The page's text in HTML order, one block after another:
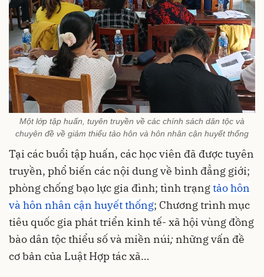
Một lớp tập huấn, tuyên truyền về các chính sách dân tộc và
chuyên đề về giảm thiểu tảo hôn và hôn nhân cận huyết thống
Tại các buổi tập huấn, các học viên đã được tuyên
truyền, phổ biến các nội dung về bình đẳng giới;
phòng chống bạo lực gia đình; tình trạngtảo hôn
và hôn nhân cận huyết thống; Chương trình mục
tiêu quốc gia phát triển kinh tế- xã hội vùng đồng
bào dân tộc thiểu số và miền núi; những vấn đề
cơ bản của Luật Hợp tác xã…